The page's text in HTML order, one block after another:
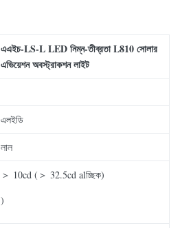
এএইচ-LS-L LED নিম্ন-তীব্রতা L810 সোলার
এভিয়েশন অবস্ট্রাকশন লাইট
এলইডি
লাল
＞ 10cd (＞ 32.5cd alচ্ছিক)
)